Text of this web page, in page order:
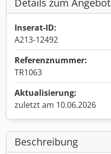
Details zum Angebot
Inserat-ID:
A213-12492
Referenznummer:
TR1063
Aktualisierung:
zuletzt am 10.06.2026
Beschreibung